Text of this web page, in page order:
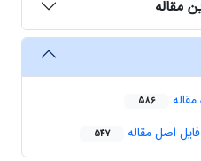
مقاله
586
اصل مقاله 547